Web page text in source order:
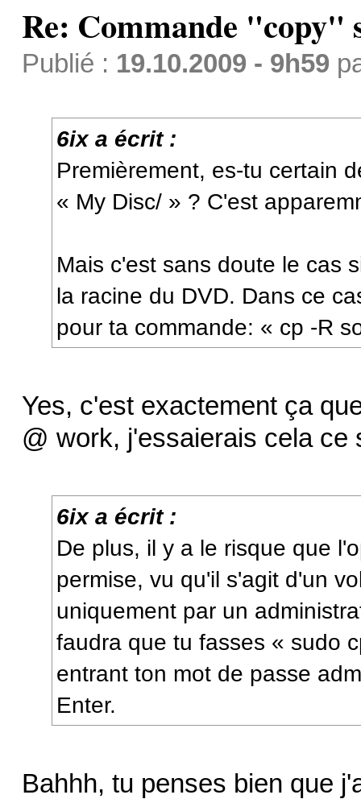
Re: Commande "copy"
Publié : 19.10.2009 - 9h59
6ix a écrit :
Premièrement, es-tu certain
« My Disc/ » ? C'est
Mais c'est sans doute le cas
la racine du DVD. Dans ce
pour ta commande: « cp -R
Yes, c'est exactement ça
@ work, j'essaierais cela ce
6ix a écrit :
De plus, il y a le risque que
permise, vu qu'il s'agit d'un
uniquement par un
faudra que tu fasses « sudo
entrant ton mot de passe
Enter.
Bahhh, tu penses bien que